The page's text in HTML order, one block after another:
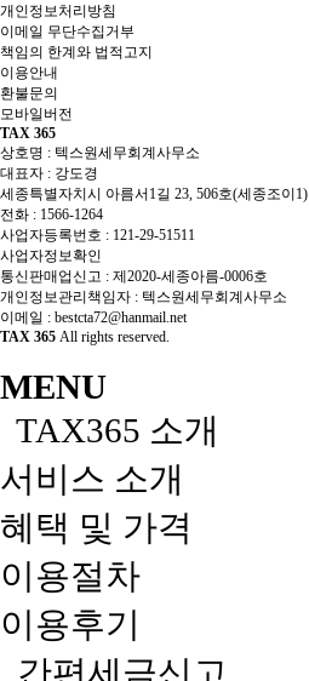
개인정보처리방침
이메일 무단수집거부
책임의 한계와 법적고지
이용안내
환불문의
모바일버전
TAX 365
상호명 : 텍스원세무회계사무소
대표자 : 강도경
세종특별자치시 아름서1길 23, 506호(세종조이1)
전화 : 1566-1264
사업자등록번호 : 121-29-51511
사업자정보확인
통신판매업신고 : 제2020-세종아름-0006호
개인정보관리책임자 : 텍스원세무회계사무소
이메일 : bestcta72@hanmail.net
TAX 365 All rights reserved.
MENU
TAX365 소개
서비스 소개
혜택 및 가격
이용절차
이용후기
간편세금신고